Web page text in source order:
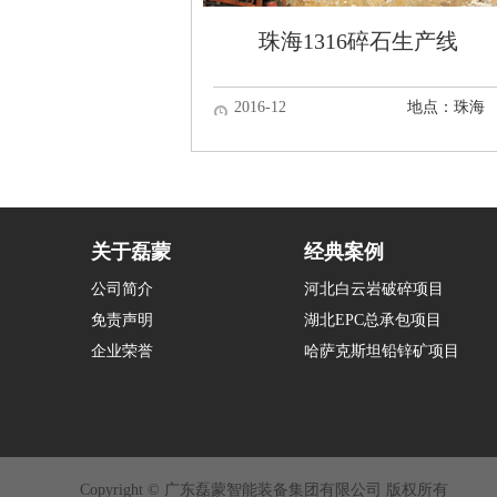
珠海1316碎石生产线
2016-12 地点：珠海
关于磊蒙
公司简介
免责声明
企业荣誉
经典案例
河北白云岩破碎项目
湖北EPC总承包项目
哈萨克斯坦铅锌矿项目
Copyright © 广东磊蒙智能装备集团有限公司 版权所有